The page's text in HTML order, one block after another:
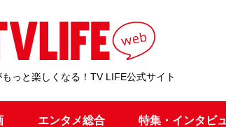
っと楽しくなる！TV LIFE公式サイト
エンタメ総合 特集・インタビ